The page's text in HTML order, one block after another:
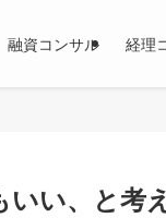
融資コンサル 経理
い、と考